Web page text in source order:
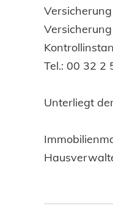
Tel.: 00 32 2
Unterliegt